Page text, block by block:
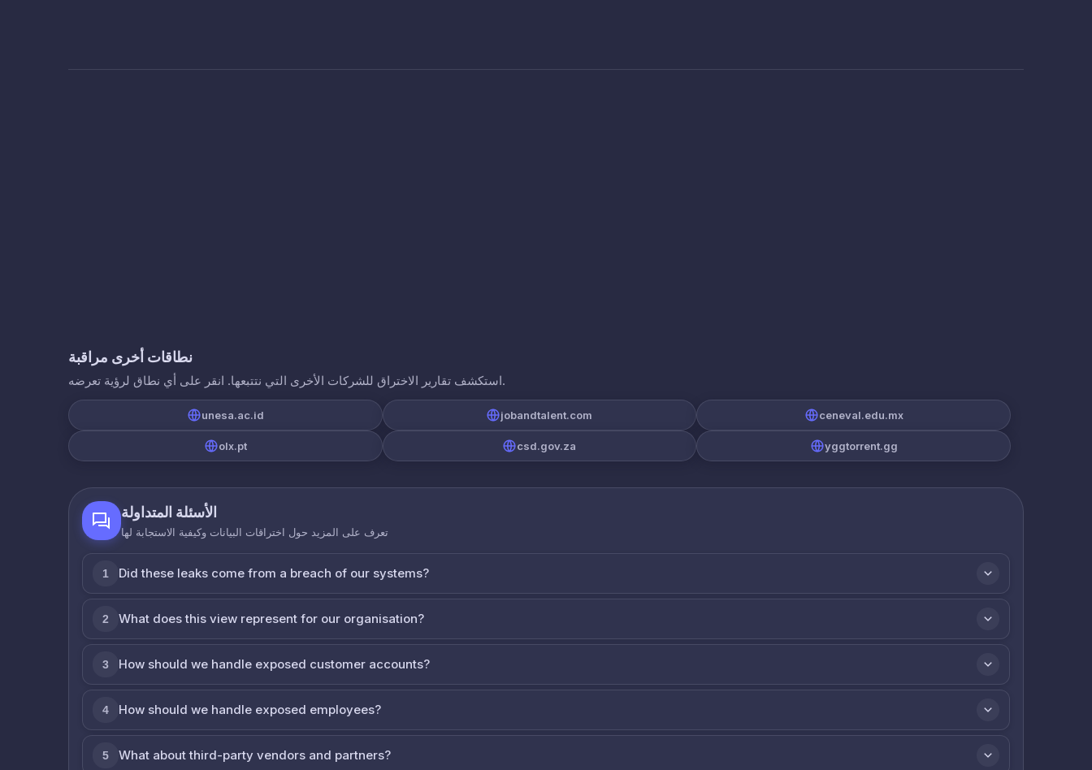
نطاقات أخرى مراقبة
استكشف تقارير الاختراق للشركات الأخرى التي نتتبعها. انقر على أي نطاق لرؤية تعرضه.
unesa.ac.id jobandtalent.com ceneval.edu.mx
olx.pt csd.gov.za yggtorrent.gg
الأسئلة المتداولة
تعرف على المزيد حول اختراقات البيانات وكيفية الاستجابة لها
1 Did these leaks come from a breach of our systems?
2 What does this view represent for our organisation?
3 How should we handle exposed customer accounts?
4 How should we handle exposed employees?
5 What about third-party vendors and partners?